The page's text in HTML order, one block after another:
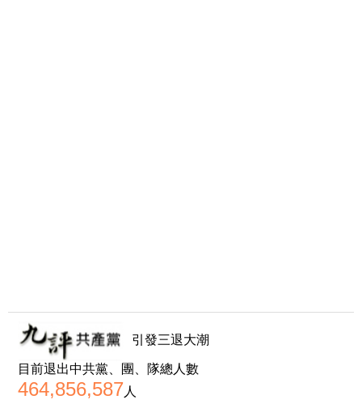
引發三退大潮
目前退出中共黨、團、隊總人數
464,856,587人